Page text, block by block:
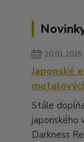
20.01.2025
Japonské
Stále
japonského
Darkness